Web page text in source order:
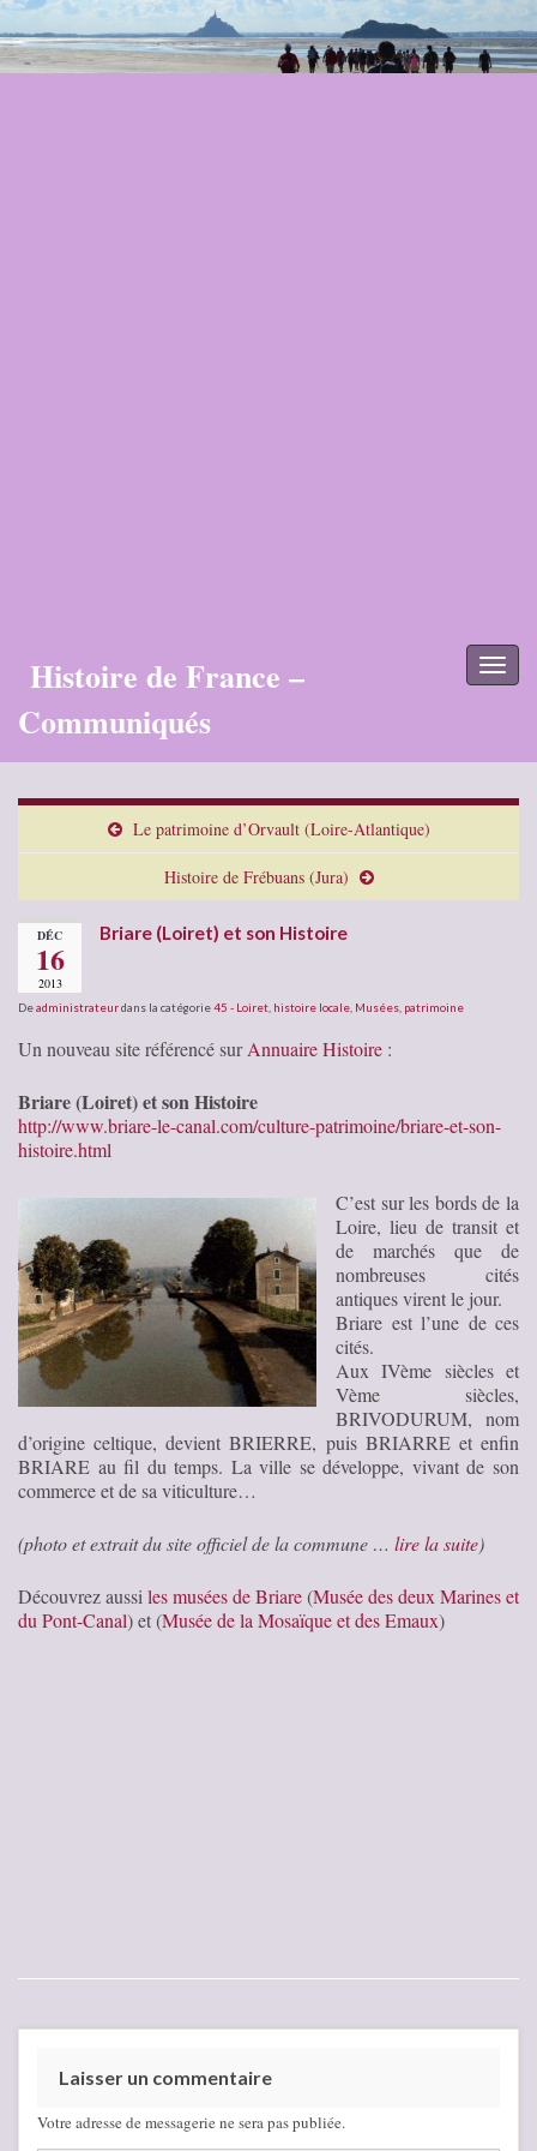
Histoire de France –
Communiqués
Le patrimoine d’Orvault (Loire-Atlantique)
Histoire de Frébuans (Jura)
DÉC
16
2013
Briare (Loiret) et son Histoire
Deadministrateurdans la catégorie45 - Loiret histoire locale Musées patrimoine
Un nouveau site référencé surAnnuaire Histoire :
Briare (Loiret) et son Histoire
http://www.briare-le-canal.com/culture-patrimoine/briare-et-son-
histoire.html
C’est sur les bords de la
Loire, lieu de transit et
de marchés que de
nombreuses cités
antiques virent le jour.
Briare est l’une de ces
cités.
Aux IVème siècles et
Vème siècles,
BRIVODURUM, nom
d’origine celtique, devient BRIERRE, puis BRIARRE et enfin
BRIARE au fil du temps. La ville se développe, vivant de son
commerce et de sa viticulture…
(photo et extrait du site officiel de la commune … lire la suite)
Découvrez aussi les musées de Briare(Musée des deux Marines et
du Pont-Canal) et (Musée de la Mosaïque et des Emaux)
Laisser un commentaire
Votre adresse de messagerie ne sera pas publiée.